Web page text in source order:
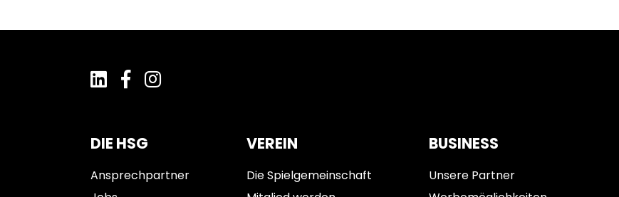
DIE HSG
Ansprechpartner
VEREIN
Die Spielgemeinschaft
BUSINESS
Unsere Partner